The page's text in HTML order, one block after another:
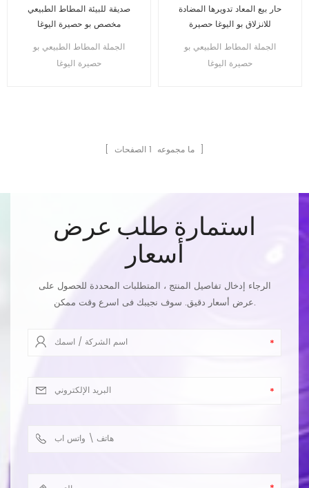
صديقة للبيئة المطاط الطبيعي
مخصص بو حصيرة اليوغا
الجملة المطاط الطبيعي بو
حصيرة اليوغا
حار بيع المعاد تدويرها المضادة
للانزلاق بو اليوغا حصيرة
الجملة المطاط الطبيعي بو
حصيرة اليوغا
[ ما مجموعه 1 الصفحات ]
استمارة طلب عرض
أسعار
الرجاء إدخال تفاصيل المنتج ، المتطلبات المحددة للحصول على
عرض أسعار دقيق. سوف نجيبك فى اسرع وقت ممكن.